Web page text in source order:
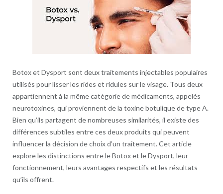
Botox et Dysport sont deux traitements injectables populaires
utilisés pour lisser les rides et ridules sur le visage. Tous deux
appartiennent à la même catégorie de médicaments, appelés
neurotoxines, qui proviennent de la toxine botulique de type A.
Bien qu’ils partagent de nombreuses similarités, il existe des
différences subtiles entre ces deux produits qui peuvent
influencer la décision de choix d’un traitement. Cet article
explore les distinctions entre le Botox et le Dysport, leur
fonctionnement, leurs avantages respectifs et les résultats
qu’ils offrent.